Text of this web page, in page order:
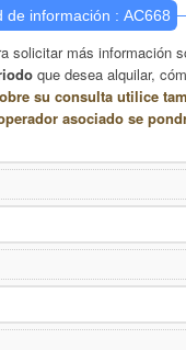
Formulario de solicitud de información : AC668
solicitar más información
que desea alquilar,
su consulta utilice
asociado se